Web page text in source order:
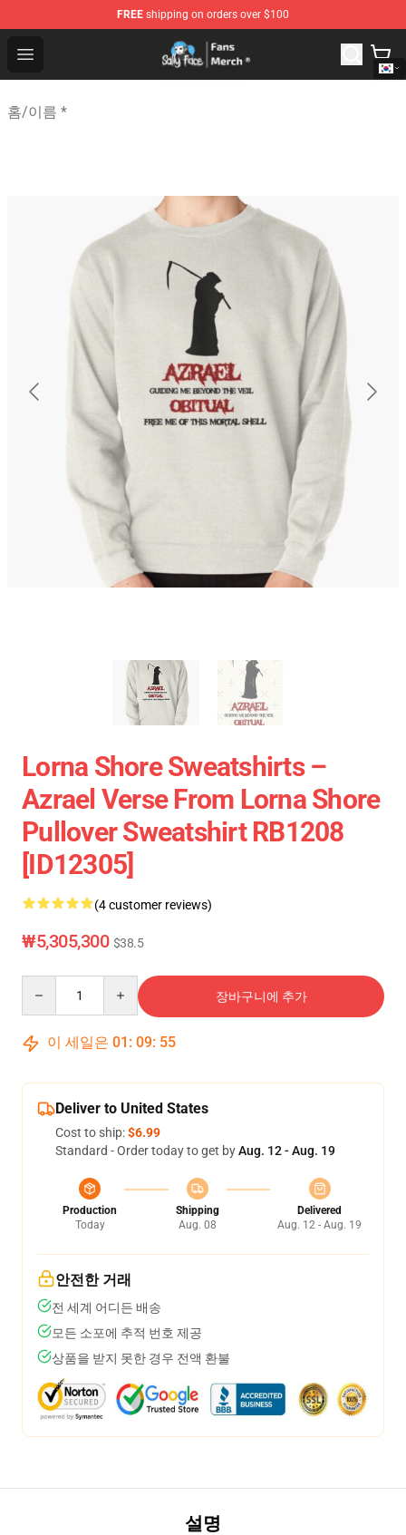
FREE shipping on orders over $100
Open menu
Sally Face Store - Official Sally Face Merchandise Shop
홈/이름 *
Lorna Shore Sweatshirts –
Azrael Verse From Lorna Shore
Pullover Sweatshirt RB1208
[ID12305]
(4 customer reviews)
₩5,305,300 $38.5
장바구니에 추가
이 세일은 01 : 09: 54
Deliver to United States
Cost to ship:$6.99
Standard - Order today to get byAug. 12 - Aug. 19
Production
Today
Shipping
Aug. 08
Delivered
Aug. 12 - Aug. 19
안전한 거래
전 세계 어디든 배송
모든 소포에 추적 번호 제공
상품을 받지 못한 경우 전액 환불
설명